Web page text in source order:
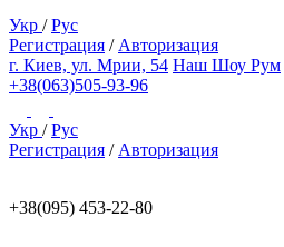
Укр /Рус
Регистрация / Авторизация
г. Киев, ул. Мрии, 54 Наш Шоу Рум
+38(063)505-93-96
Укр /Рус
Регистрация / Авторизация
+38(095) 453-22-80